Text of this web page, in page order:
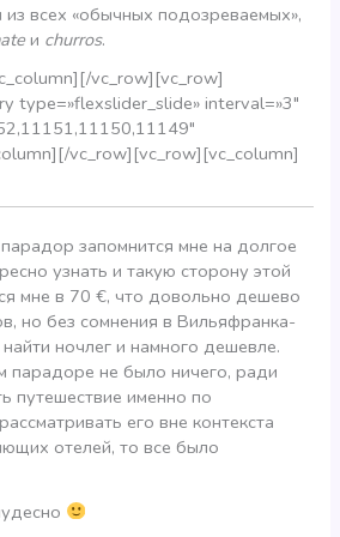
из всех «обычных подозреваемых»,
и churros.
vc_row][vc_row]
type=»flexslider_slide» interval=»3″
vc_row][vc_row][vc_column]
запомнится мне на долгое
узнать и такую сторону этой
мне в 70 €, что довольно дешево
но без сомнения в Вильяфранка-
ночлег и намного дешевле.
не было ничего, ради
путешествие именно по
его вне контекста
отелей, то все было